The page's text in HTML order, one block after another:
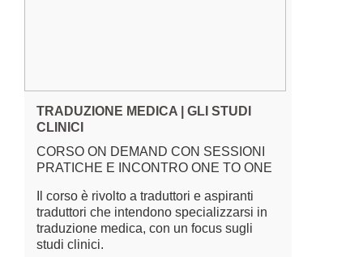
TRADUZIONE MEDICA | GLI STUDI
CLINICI
CORSO ON DEMAND CON SESSIONI
PRATICHE E INCONTRO ONE TO ONE
Il corso è rivolto a traduttori e aspiranti
traduttori che intendono specializzarsi in
traduzione medica, con un focus sugli
studi clinici.